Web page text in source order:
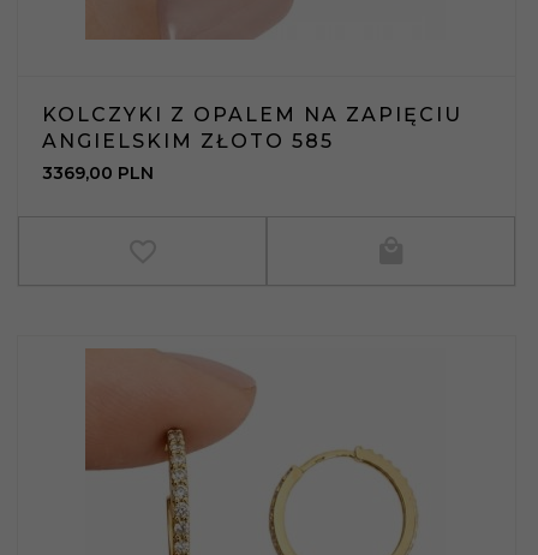
KOLCZYKI Z OPALEM NA ZAPIĘCIU
ANGIELSKIM ZŁOTO 585
3369,00 PLN